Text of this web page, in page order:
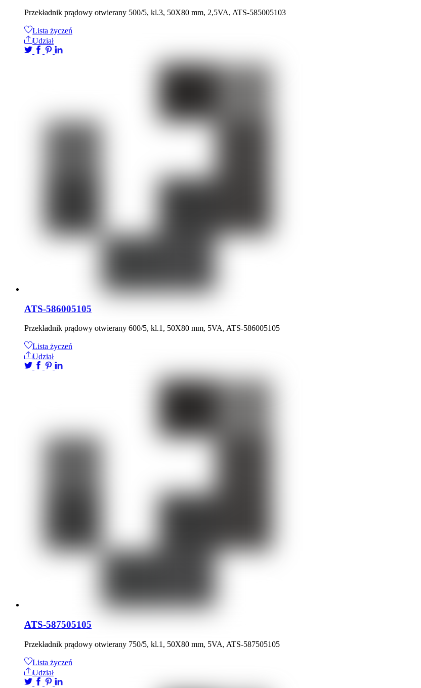
Przekładnik prądowy otwierany 500/5, kl.3, 50X80 mm, 2,5VA, ATS-585005103
Lista życzeń
Udział
ATS-586005105
Przekładnik prądowy otwierany 600/5, kl.1, 50X80 mm, 5VA, ATS-586005105
Lista życzeń
Udział
ATS-587505105
Przekładnik prądowy otwierany 750/5, kl.1, 50X80 mm, 5VA, ATS-587505105
Lista życzeń
Udział